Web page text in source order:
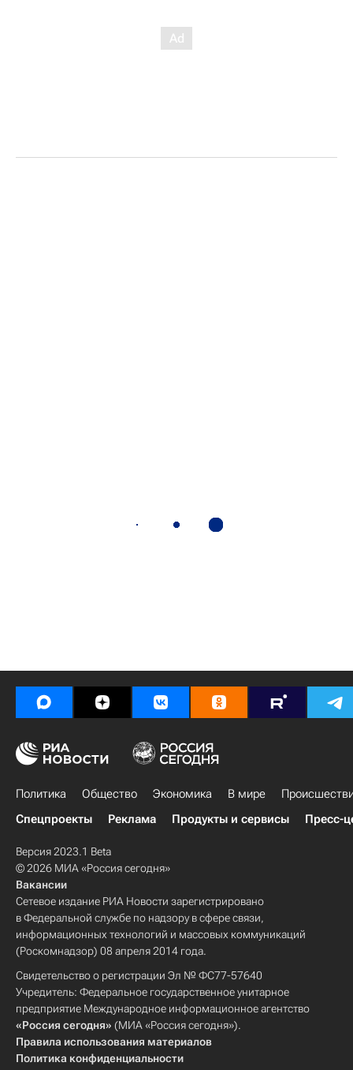
Политика Общество Экономика В мире
Спецпроекты
Реклама Продукты и сервисы Пресс-
Версия 2023.1 Beta
© 2026 МИА «Россия сегодня»
Вакансии
Сетевое издание РИА Новости зарегистрировано
в Федеральной службе по надзору в сфере связи,
информационных технологий и массовых коммуникаций
(Роскомнадзор) 08 апреля 2014 года.
Свидетельство о регистрации Эл № ФС77-57640
Учредитель: Федеральное государственное унитарное
предприятие Международное информационное агентство
«Россия сегодня» (МИА «Россия сегодня»).
Правила использования материалов
Политика конфиденциальности